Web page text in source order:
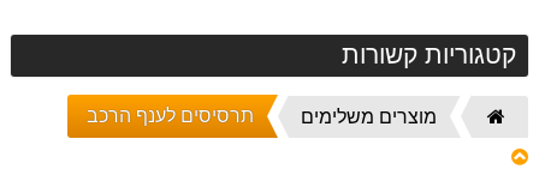
קטגוריות קשורות
דף
הבית
מוצרים משלימים תרסיסים לענף הרכב